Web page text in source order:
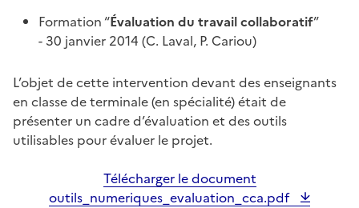
Formation “Évaluation du travail collaboratif”
- 30 janvier 2014 (C. Laval, P. Cariou)
L’objet de cette intervention devant des enseignants
en classe de terminale (en spécialité) était de
présenter un cadre d’évaluation et des outils
utilisables pour évaluer le projet.
Télécharger le document
outils_numeriques_evaluation_cca.pdf